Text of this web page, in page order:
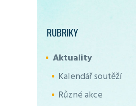
RUBRIKY
Aktuality
Kalendář soutěží
Různé akce